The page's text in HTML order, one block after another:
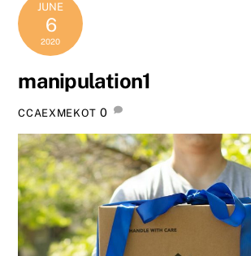
JUNE
6
2020
manipulation1
CCAEXMEKOT 0